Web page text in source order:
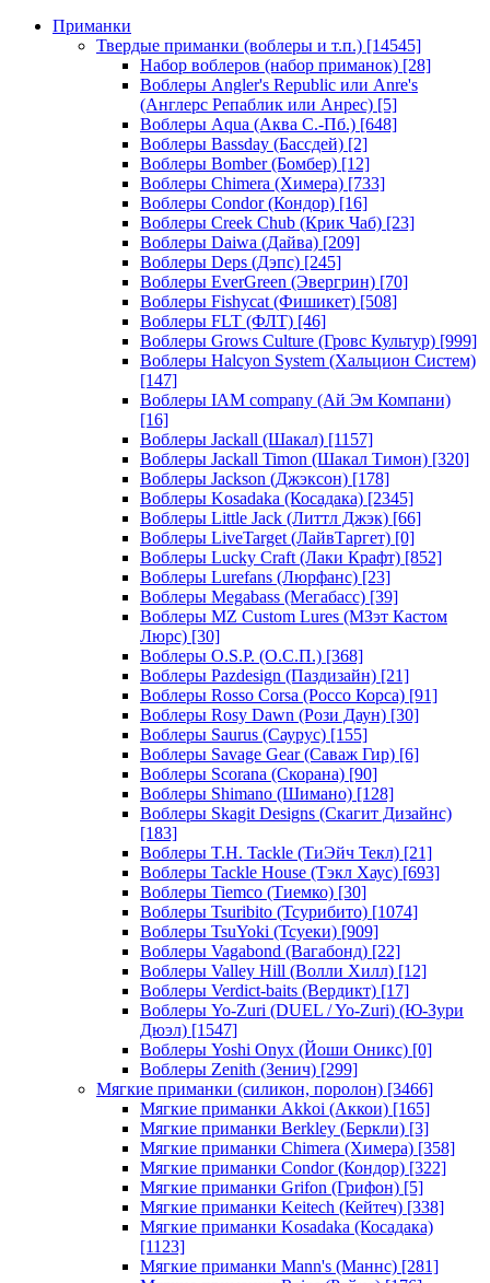
Приманки
Твердые приманки (воблеры и т.п.) [14545]
Набор воблеров (набор приманок) [28]
Воблеры Angler's Republic или Anre's
(Англерс Репаблик или Анрес) [5]
Воблеры Aqua (Аква С.-Пб.) [648]
Воблеры Bassday (Бассдей) [2]
Воблеры Bomber (Бомбер) [12]
Воблеры Chimera (Химера) [733]
Воблеры Condor (Кондор) [16]
Воблеры Creek Chub (Крик Чаб) [23]
Воблеры Daiwa (Дайва) [209]
Воблеры Deps (Дэпс) [245]
Воблеры EverGreen (Эвергрин) [70]
Воблеры Fishycat (Фишикет) [508]
Воблеры FLT (ФЛТ) [46]
Воблеры Grows Culture (Гровс Культур) [999]
Воблеры Halcyon System (Хальцион Систем)
[147]
Воблеры IAM company (Ай Эм Компани)
[16]
Воблеры Jackall (Шакал) [1157]
Воблеры Jackall Timon (Шакал Тимон) [320]
Воблеры Jackson (Джэксон) [178]
Воблеры Kosadaka (Косадака) [2345]
Воблеры Little Jack (Литтл Джэк) [66]
Воблеры LiveTarget (ЛайвТаргет) [0]
Воблеры Lucky Craft (Лаки Крафт) [852]
Воблеры Lurefans (Люрфанс) [23]
Воблеры Megabass (Мегабасс) [39]
Воблеры MZ Custom Lures (МЗэт Кастом
Люрс) [30]
Воблеры O.S.P. (О.С.П.) [368]
Воблеры Pazdesign (Паздизайн) [21]
Воблеры Rosso Corsa (Россо Корса) [91]
Воблеры Rosy Dawn (Рози Даун) [30]
Воблеры Saurus (Саурус) [155]
Воблеры Savage Gear (Саваж Гир) [6]
Воблеры Scorana (Скорана) [90]
Воблеры Shimano (Шимано) [128]
Воблеры Skagit Designs (Скагит Дизайнс)
[183]
Воблеры T.H. Tackle (ТиЭйч Текл) [21]
Воблеры Tackle House (Тэкл Хаус) [693]
Воблеры Tiemco (Тиемко) [30]
Воблеры Tsuribito (Тсурибито) [1074]
Воблеры TsuYoki (Тсуеки) [909]
Воблеры Vagabond (Вагабонд) [22]
Воблеры Valley Hill (Волли Хилл) [12]
Воблеры Verdict-baits (Вердикт) [17]
Воблеры Yo-Zuri (DUEL / Yo-Zuri) (Ю-Зури
Дюэл) [1547]
Воблеры Yoshi Onyx (Йоши Оникс) [0]
Воблеры Zenith (Зенич) [299]
Мягкие приманки (силикон, поролон) [3466]
Мягкие приманки Akkoi (Аккои) [165]
Мягкие приманки Berkley (Беркли) [3]
Мягкие приманки Chimera (Химера) [358]
Мягкие приманки Condor (Кондор) [322]
Мягкие приманки Grifon (Грифон) [5]
Мягкие приманки Keitech (Кейтеч) [338]
Мягкие приманки Kosadaka (Косадака)
[1123]
Мягкие приманки Mann's (Маннс) [281]